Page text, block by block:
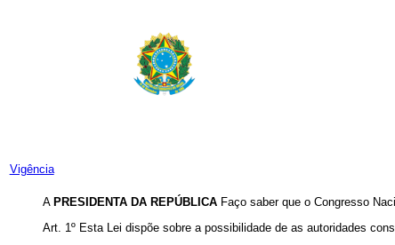
Vigência
APRESIDENTA DA REPÚBLICA Faço saber que o Congresso
Art. 1º Esta Lei dispõe sobre a possibilidade de as autoridades